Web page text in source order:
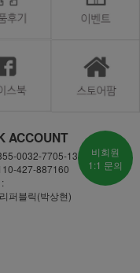
ACCOUNT
0032-7705-13
427-887160
퍼블릭(박상현)
비회원
1:1 문의